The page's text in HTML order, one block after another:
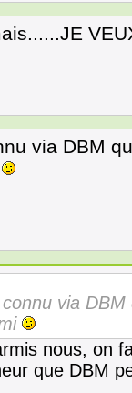
via DBM
via
nous, on
que DBM